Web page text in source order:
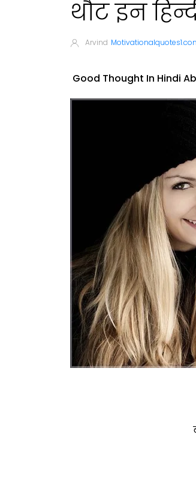
थौट इन
Arvind
Good Thought In Hindi